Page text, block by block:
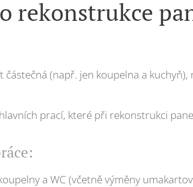
rekonstrukce
částečná (např. jen koupelna a
prací, které při rekonstrukci
a WC (včetně výměny